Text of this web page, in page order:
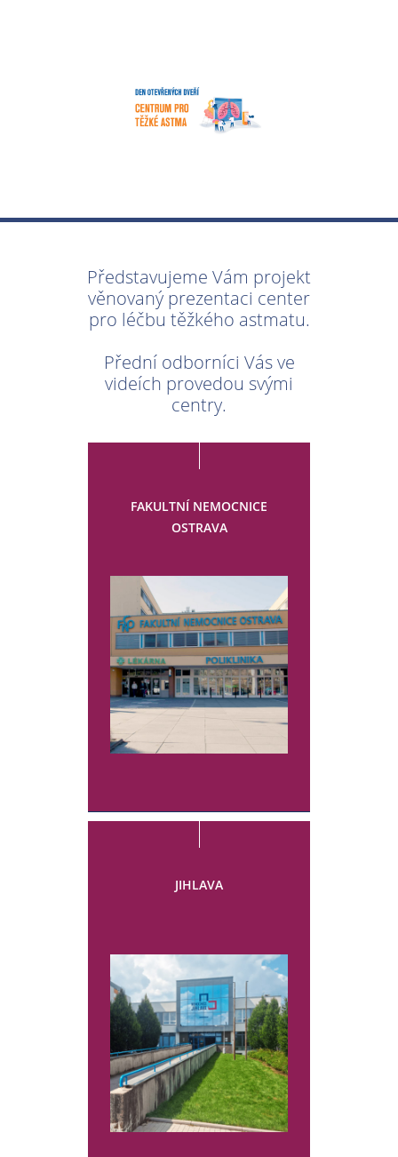
Představujeme Vám projekt
věnovaný prezentaci center
pro léčbu těžkého astmatu.
Přední odborníci Vás ve
videích provedou svými
centry.
FAKULTNÍ NEMOCNICE
OSTRAVA
JIHLAVA